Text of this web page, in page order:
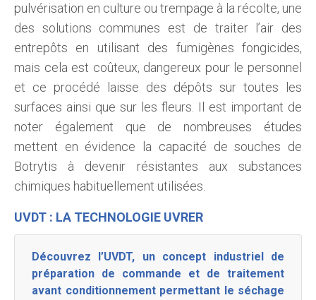
pulvérisation en culture ou trempage à la récolte, une
des solutions communes est de traiter l’air des
entrepôts en utilisant des fumigènes fongicides,
mais cela est coûteux, dangereux pour le personnel
et ce procédé laisse des dépôts sur toutes les
surfaces ainsi que sur les fleurs. Il est important de
noter également que de nombreuses études
mettent en évidence la capacité de souches de
Botrytis à devenir résistantes aux substances
chimiques habituellement utilisées.
UVDT : LA TECHNOLOGIE UVRER
Découvrez l’UVDT, un concept industriel de
préparation de commande et de traitement
avant conditionnement permettant le séchage